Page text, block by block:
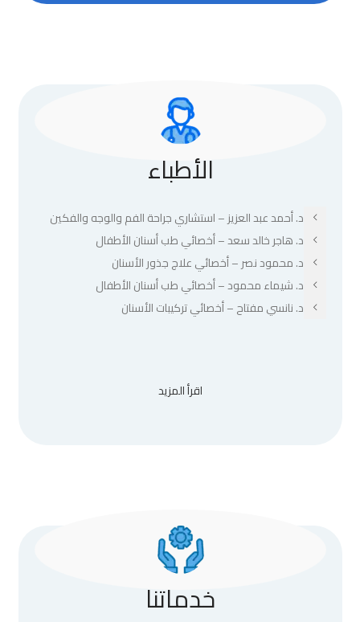
الأطباء
د. أحمد عبد العزيز – استشاري جراحة الفم والوجه والفكين
د. هاجر خالد سعد – أخصائي طب أسنان الأطفال
د. محمود نصر – أخصائي علاج جذور الأسنان
د. شيماء محمود – أخصائي طب أسنان الأطفال
د. نانسي مفتاح – أخصائي تركيبات الأسنان
اقرأ المزيد
خدماتنا